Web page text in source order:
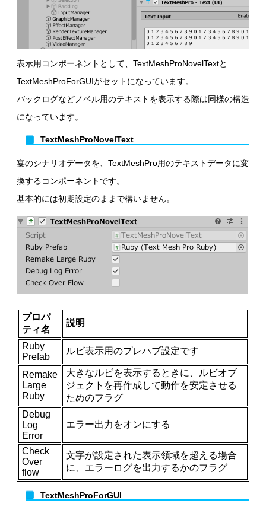
表示用コンポーネントとして、TextMeshProNovelTextと
TextMeshProForGUIがセットになっています。
バックログなどノベル用のテキストを表示する際は同様の構造
になっています。
TextMeshProNovelText
宴のシナリオデータを、TextMeshPro用のテキストデータに変
換するコンポーネントです。
基本的には初期設定のままで構いません。
プロパ
ティ名
説明
Ruby
Prefab
ルビ表示用のプレハブ設定です
Remake
Large
Ruby
大きなルビを表示するときに、ルビオブ
ジェクトを再作成して動作を安定させる
ためのフラグ
Debug
Log
Error
エラー出力をオンにする
Check
Over
flow
文字が設定された表示領域を超える場合
に、エラーログを出力するかのフラグ
TextMeshProForGUI